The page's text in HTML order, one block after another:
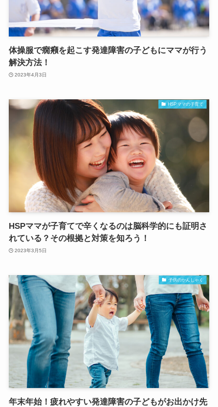
体操服で癇癪を起こす発達障害の子どもにママが行う
解決方法！
2023年4月3日
HSPママの子育て
HSPママが子育てで辛くなるのは脳科学的にも証明さ
れている？その根拠と対策を知ろう！
2023年3月5日
子供のかんしゃく
年末年始！疲れやすい発達障害の子どもがお出かけ先